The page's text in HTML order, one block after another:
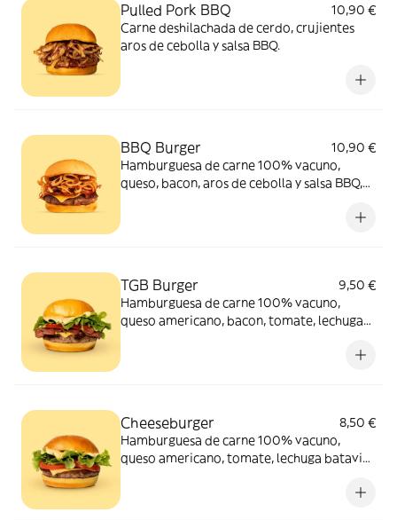
Pulled Pork BBQ
10,90 €
Carne deshilachada de cerdo, crujientes
aros de cebolla y salsa BBQ.
BBQ Burger
10,90 €
Hamburguesa de carne 100% vacuno,
queso, bacon, aros de cebolla y salsa BBQ,
TGB Burger
9,50 €
Hamburguesa de carne 100% vacuno,
queso americano, bacon, tomate, lechuga
Cheeseburger
8,50 €
Hamburguesa de carne 100% vacuno,
queso americano, tomate, lechuga batavia